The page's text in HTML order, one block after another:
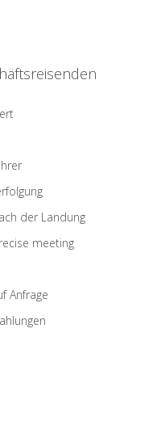
der Landung
meeting
Anfrage